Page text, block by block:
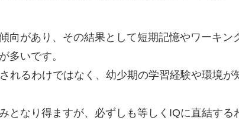
向があり、その結果として短期記憶やワーキン
多いです。
れるわけではなく、幼少期の学習経験や環境が
となり得ますが、必ずしも等しくIQに直結する